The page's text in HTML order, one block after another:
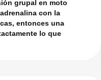
grupal en moto
con la
entonces una
lo que